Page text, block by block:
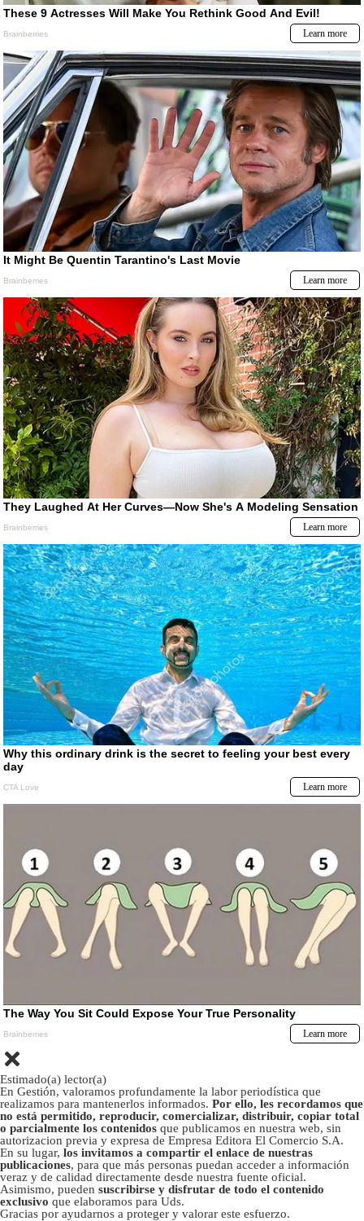
Estimado(a) lector(a)
En Gestión, valoramos profundamente la labor periodística que
realizamos para mantenerlos informados. Por ello, les recordamos que
no está permitido, reproducir, comercializar, distribuir, copiar total
o parcialmente los contenidos que publicamos en nuestra web, sin
autorizacion previa y expresa de Empresa Editora El Comercio S.A.
En su lugar, los invitamos a compartir el enlace de nuestras
publicaciones, para que más personas puedan acceder a información
veraz y de calidad directamente desde nuestra fuente oficial.
Asimismo, pueden suscribirse y disfrutar de todo el contenido
exclusivo que elaboramos para Uds.
Gracias por ayudarnos a proteger y valorar este esfuerzo.